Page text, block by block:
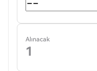
Alınacak